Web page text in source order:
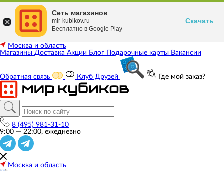
Москва и область
Магазины Доставка Акции Блог Подарочные карты Вакансии
Обратная связь Клуб Друзей Где мой заказ?
8 (495) 981-31-10
9:00 — 22:00, ежедневно
Москва и область
Сеть магазинов
mir-kubikov.ru
Бесплатно в Google Play
Скачать